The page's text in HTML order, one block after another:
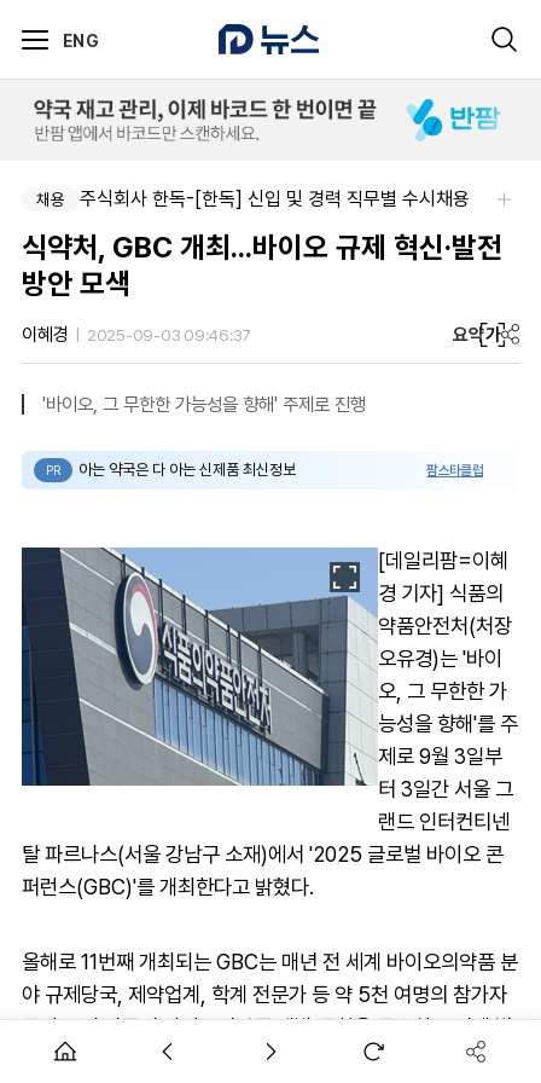
ENG
채용 주식회사 한독-[한독] 신입 및 경력 직무별 수시채용
식약처, GBC 개최...바이오 규제 혁신·발전
방안 모색
이혜경 2025-09-03 09:46:37 요약가
'바이오, 그 무한한 가능성을 향해' 주제로 진행
PR 아는 약국은 다 아는 신제품 최신정보 팜스타클럽
[데일리팜=이혜
경 기자] 식품의
약품안전처(처장
오유경)는 '바이
오, 그 무한한 가
능성을 향해'를 주
제로 9월 3일부
터 3일간 서울 그
랜드 인터컨티넨
탈 파르나스(서울 강남구 소재)에서 '2025 글로벌 바이오 콘
퍼런스(GBC)'를 개최한다고 밝혔다.
올해로 11번째 개최되는 GBC는 매년 전 세계 바이오의약품 분
야 규제당국, 제약업계, 학계 전문가 등 약 5천 여명의 참가자
들이 모여 각국의 바이오의약품 개발 동향을 공유하고 미래 발
전방안, 규제기관의 역할·방향에 대해 논의하는 장으로 자리매